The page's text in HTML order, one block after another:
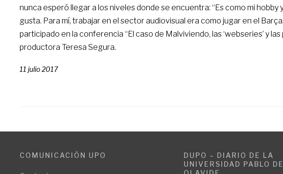
nunca esperó llegar a los niveles donde se encuentra: “Es como mi
gusta. Para mí, trabajar en el sector audiovisual era como jugar en el
participado en la conferencia “El caso de Malviviendo, las ‘webseries’ y
productora Teresa Segura.
11 julio 2017
COMUNICACIÓN UPO
DUPO – DIARIO DE LA
UNIVERSIDAD PABLO DE